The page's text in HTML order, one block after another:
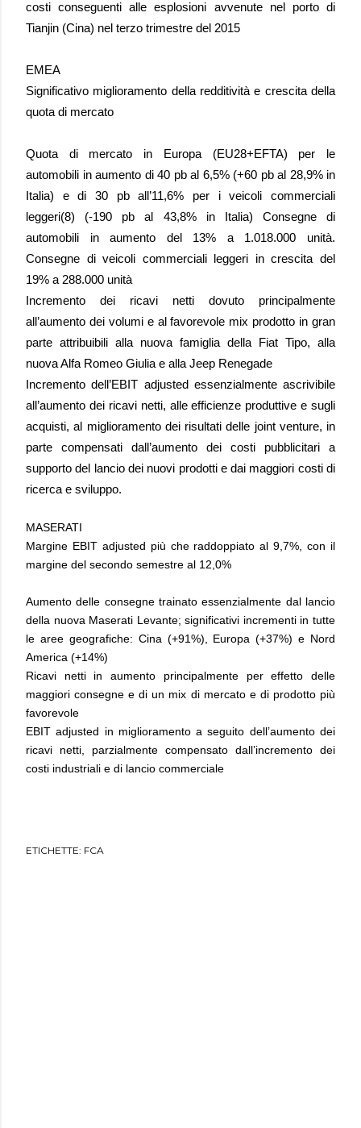
costi conseguenti alle esplosioni avvenute nel porto di
Tianjin (Cina) nel terzo trimestre del 2015
EMEA
Significativo miglioramento della redditività e crescita della
quota di mercato
Quota di mercato in Europa (EU28+EFTA) per le
automobili in aumento di 40 pb al 6,5% (+60 pb al 28,9% in
Italia) e di 30 pb all’11,6% per i veicoli commerciali
leggeri(8) (-190 pb al 43,8% in Italia) Consegne di
automobili in aumento del 13% a 1.018.000 unità.
Consegne di veicoli commerciali leggeri in crescita del
19% a 288.000 unità
Incremento dei ricavi netti dovuto principalmente
all’aumento dei volumi e al favorevole mix prodotto in gran
parte attribuibili alla nuova famiglia della Fiat Tipo, alla
nuova Alfa Romeo Giulia e alla Jeep Renegade
Incremento dell’EBIT adjusted essenzialmente ascrivibile
all’aumento dei ricavi netti, alle efficienze produttive e sugli
acquisti, al miglioramento dei risultati delle joint venture, in
parte compensati dall’aumento dei costi pubblicitari a
supporto del lancio dei nuovi prodotti e dai maggiori costi di
ricerca e sviluppo.
MASERATI
Margine EBIT adjusted più che raddoppiato al 9,7%, con il
margine del secondo semestre al 12,0%
Aumento delle consegne trainato essenzialmente dal lancio
della nuova Maserati Levante; significativi incrementi in tutte
le aree geografiche: Cina (+91%), Europa (+37%) e Nord
America (+14%)
Ricavi netti in aumento principalmente per effetto delle
maggiori consegne e di un mix di mercato e di prodotto più
favorevole
EBIT adjusted in miglioramento a seguito dell’aumento dei
ricavi netti, parzialmente compensato dall’incremento dei
costi industriali e di lancio commerciale
ETICHETTE: FCA